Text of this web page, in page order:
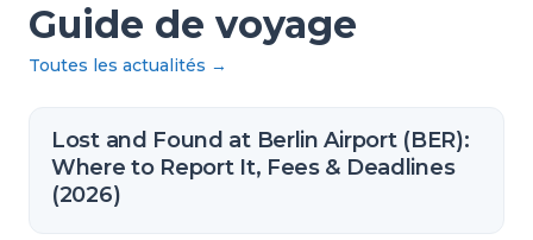
Guide de voyage
Toutes les actualités →
Lost and Found at Berlin Airport (BER):
Where to Report It, Fees & Deadlines
(2026)